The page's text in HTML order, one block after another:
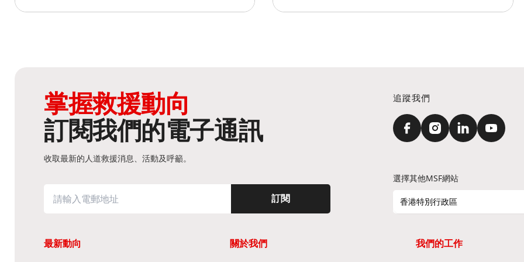
掌握救援動向
訂閱我們的電子通訊
收取最新的人道救援消息、活動及呼籲。
訂閱
追蹤我們
選擇其他MSF網站
香港特別行政區
最新動向 關於我們 我們的工作